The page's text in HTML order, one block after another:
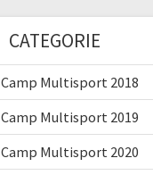
CATEGORIE
Camp Multisport 2018
Camp Multisport 2019
Camp Multisport 2020